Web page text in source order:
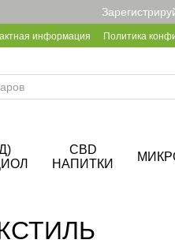
информация Политика
CBD
НАПИТКИ